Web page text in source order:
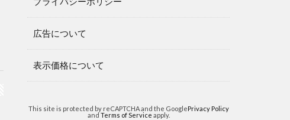
広告について
表示価格について
This site is protected by reCAPTCHA and the GooglePrivacy Policy
and Terms of Service apply.